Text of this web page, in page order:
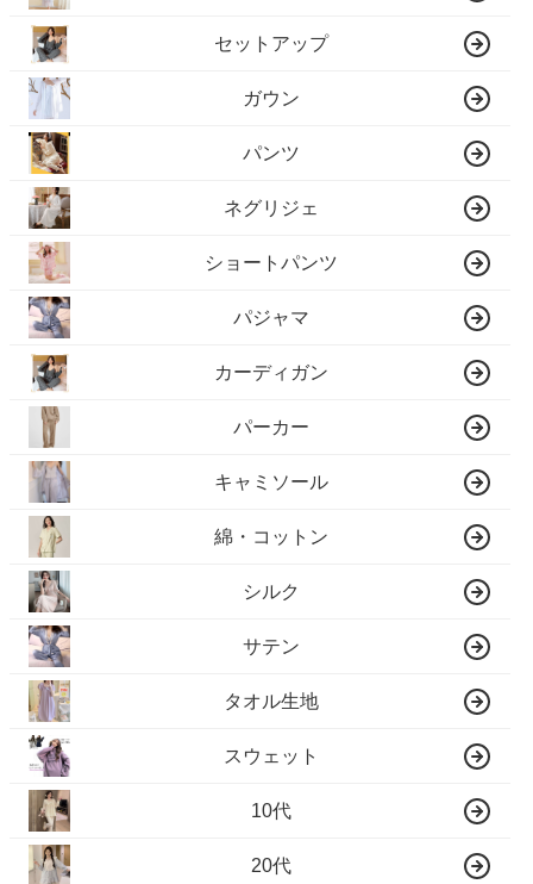
セットアップ
ガウン
パンツ
ネグリジェ
ショートパンツ
パジャマ
カーディガン
パーカー
キャミソール
綿・コットン
シルク
サテン
タオル生地
スウェット
10代
20代